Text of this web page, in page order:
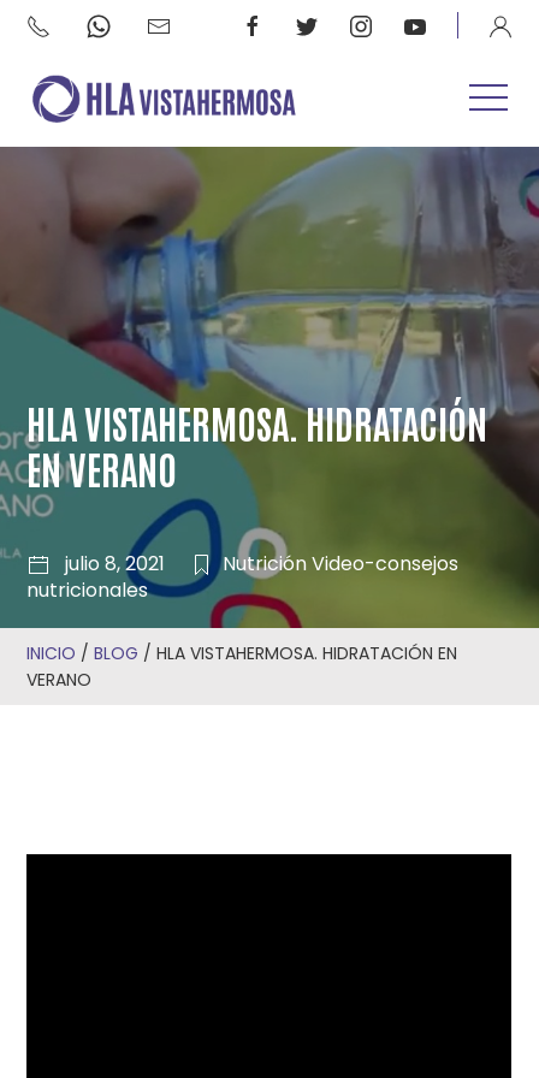
HLA VISTAHERMOSA. HIDRATACIÓN
EN VERANO
julio 8, 2021 NutriciónVideo-consejos
nutricionales
INICIO /BLOG /HLA VISTAHERMOSA. HIDRATACIÓN EN
VERANO